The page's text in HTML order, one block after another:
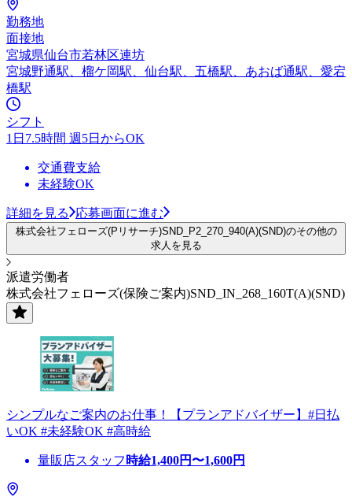
勤務地
面接地
宮城県仙台市若林区連坊
宮城野通駅、榴ケ岡駅、仙台駅、五橋駅、あおば通駅、愛宕
橋駅
シフト
1日7.5時間 週5日からOK
交通費支給
未経験OK
詳細を見る 応募画面に進む
株式会社フェローズ(Pリサーチ)SND_P2_270_940(A)(SND)のその他の
求人を見る
派遣労働者
株式会社フェローズ(保険ご案内)SND_IN_268_160T(A)(SND)
シンプルなご案内のお仕事！【プランアドバイザー】#日払
いOK #未経験OK #高時給
量販店スタッフ 時給1,400円〜1,600円